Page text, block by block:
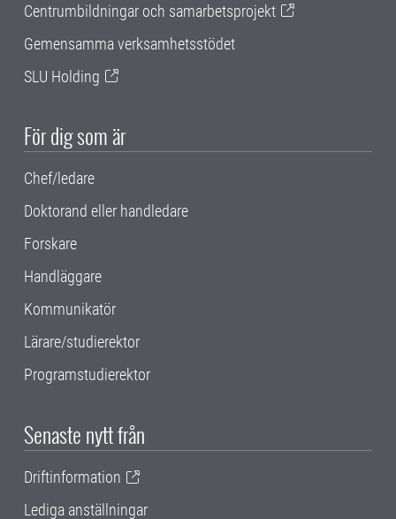
Centrumbildningar och samarbetsprojekt
Gemensamma verksamhetsstödet
SLU Holding
För dig som är
Chef/ledare
Doktorand eller handledare
Forskare
Handläggare
Kommunikatör
Lärare/studierektor
Programstudierektor
Senaste nytt från
Driftinformation
Lediga anställningar